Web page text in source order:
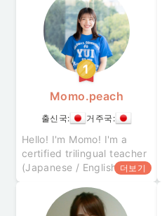
Momo.peach
출신국: 거주국:
Hello! I'm Momo! I'm a
certified trilingual teacher
(Japanese / English /
teaching in Argentina and
Ireland. ・Teaching Exper
더보기